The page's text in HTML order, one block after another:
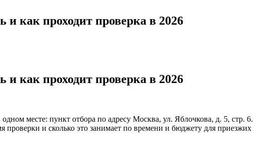
как проходит проверка в 2026
как проходит проверка в 2026
месте: пункт отбора по адресу Москва, ул. Яблочкова, д. 5, стр. 6.
проверки и сколько это занимает по времени и бюджету для приезжих